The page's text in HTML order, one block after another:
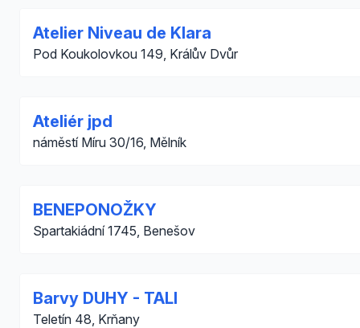
Atelier Niveau de Klara
Pod Koukolovkou 149, Králův Dvůr
Ateliér jpd
náměstí Míru 30/16, Mělník
BENEPONOŽKY
Spartakiádní 1745, Benešov
Barvy DUHY - TALI
Teletín 48, Krňany